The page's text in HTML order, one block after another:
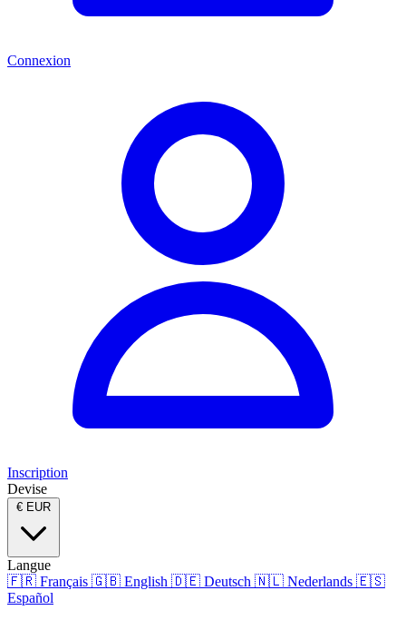
Connexion
Inscription
Devise
€ EUR
Langue
🇫🇷 Français 🇬🇧 English 🇩🇪 Deutsch 🇳🇱 Nederlands 🇪🇸
Español